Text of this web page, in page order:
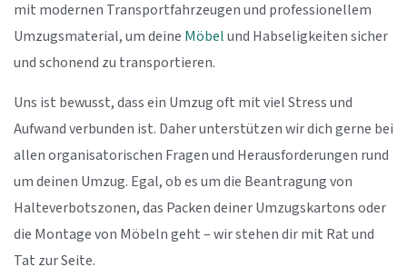
mit modernen Transportfahrzeugen und professionellem
Umzugsmaterial, um deine Möbelund Habseligkeiten sicher
und schonend zu transportieren.
Uns ist bewusst, dass ein Umzug oft mit viel Stress und
Aufwand verbunden ist. Daher unterstützen wir dich gerne bei
allen organisatorischen Fragen und Herausforderungen rund
um deinen Umzug. Egal, ob es um die Beantragung von
Halteverbotszonen, das Packen deiner Umzugskartons oder
die Montage von Möbeln geht – wir stehen dir mit Rat und
Tat zur Seite.